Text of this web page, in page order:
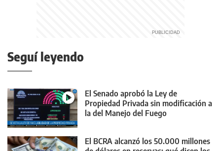
Seguí leyendo
El Senado aprobó la Ley de
Propiedad Privada sin modificación a
la del Manejo del Fuego
El BCRA alcanzó los 50.000 millones